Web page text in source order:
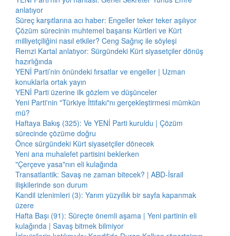
anlatıyor
Süreç karşıtlarına acı haber: Engeller teker teker aşılıyor
Çözüm sürecinin muhtemel başarısı Kürtleri ve Kürt
milliyetçiliğini nasıl etkiler? Ceng Sağnıç ile söyleşi
Remzi Kartal anlatıyor: Sürgündeki Kürt siyasetçiler dönüş
hazırlığında
YENİ Parti’nin önündeki fırsatlar ve engeller | Uzman
konuklarla ortak yayın
YENİ Parti üzerine ilk gözlem ve düşünceler
Yeni Parti'nin "Türkiye İttifakı"nı gerçekleştirmesi mümkün
mü?
Haftaya Bakış (325): Ve YENİ Parti kuruldu | Çözüm
sürecinde çözüme doğru
Önce sürgündeki Kürt siyasetçiler dönecek
Yeni ana muhalefet partisini beklerken
"Çerçeve yasa"nın eli kulağında
Transatlantik: Savaş ne zaman bitecek? | ABD-İsrail
ilişkilerinde son durum
Kandil izlenimleri (3): Yarım yüzyıllık bir sayfa kapanmak
üzere
Hafta Başı (91): Süreçte önemli aşama | Yeni partinin eli
kulağında | Savaş bitmek bilmiyor